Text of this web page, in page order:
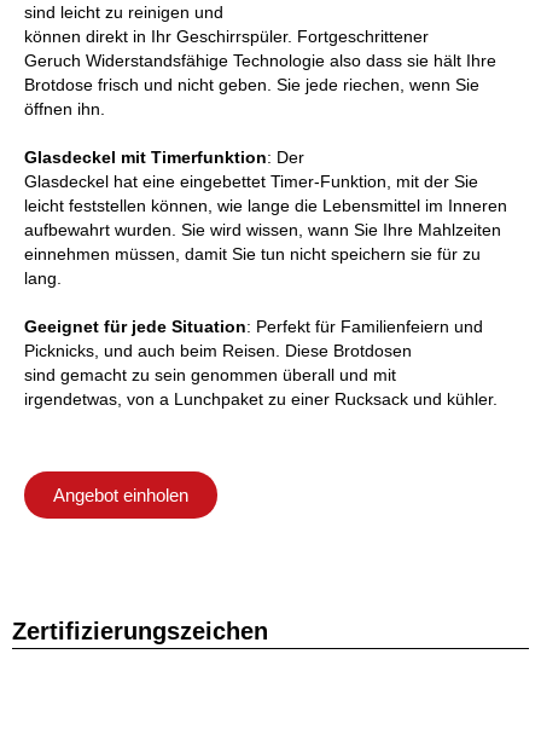
sind leicht zu reinigen und
können direkt in Ihr Geschirrspüler. Fortgeschrittener
Geruch Widerstandsfähige Technologie also dass sie hält Ihre
Brotdose frisch und nicht geben. Sie jede riechen, wenn Sie
öffnen ihn.
Glasdeckel mit Timerfunktion: Der
Glasdeckel hat eine eingebettet Timer-Funktion, mit der Sie
leicht feststellen können, wie lange die Lebensmittel im Inneren
aufbewahrt wurden Sie wird wissen, wann Sie Ihre Mahlzeiten
einnehmen müssen, damit Sie tun nicht speichern sie für zu
lang.
Geeignet für jede Situation: Perfekt für Familienfeiern und
Picknicks, und auch beim Reisen . Diese Brotdosen
sind gemacht zu sein genommen überall und mit
irgendetwas von a Lunchpaket zu einer Rucksack und kühler.
Angebot einholen
Zertifizierungszeichen